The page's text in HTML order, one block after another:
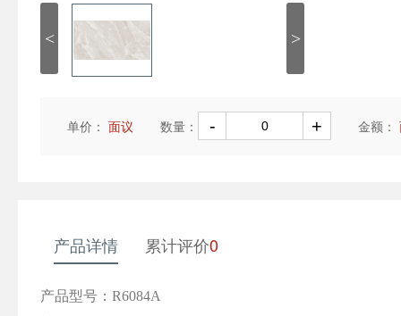
< >
单价： 面议 数量： 金额：
产品详情 累计评价0
产品型号： R6084A